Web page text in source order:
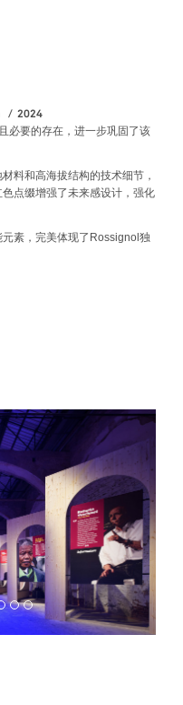
2024
必要的存在，进一步巩固了该
料和高海拔结构的技术细节，
点缀增强了未来感设计，强化
素，完美体现了Rossignol独